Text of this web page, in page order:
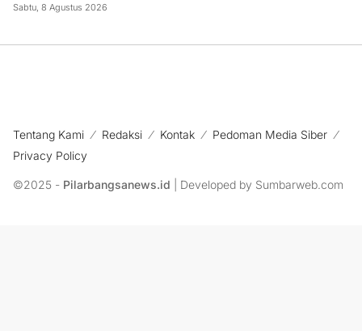
Sabtu, 8 Agustus 2026
Tentang Kami Redaksi Kontak
Pedoman Media Siber
Privacy Policy
©2025 - Pilarbangsanews.id | Developed by Sumbarweb.com